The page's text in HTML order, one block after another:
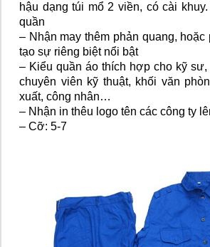
hậu dạng túi mổ 2 viền, có cài
quần
– Nhận may thêm phản quang, hoặc
tạo sự riêng biệt nổi bật
– Kiểu quần áo thích hợp cho kỹ sư,
chuyên viên kỹ thuật, khối văn
xuất, công nhân…
– Nhận in thêu logo tên các công ty
– Cỡ: 5-7